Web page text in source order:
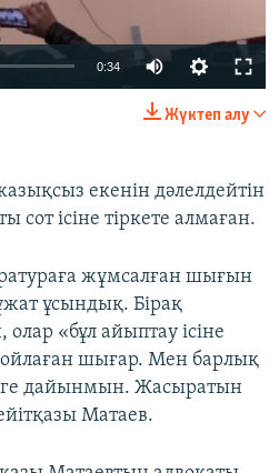
0:34
Жүктеп алу
екенін дәлелдейтін
сот ісіне тіркете алмаған.
жұмсалған шығын
ұсындық. Бірақ
«бұл айыптау ісіне
ойлаған шығар. Мен барлық
дайынмын. Жасыратын
Матаев.